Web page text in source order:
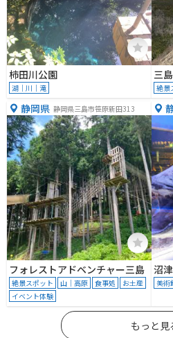
柿田川公園
湖｜川｜滝
三
絶景
静岡県 静岡県三島市笹原新田313
フォレストアドベンチャー三島
絶景スポット 山｜高原 食事処
お土産
イベント体験
沼
美術
もっと見